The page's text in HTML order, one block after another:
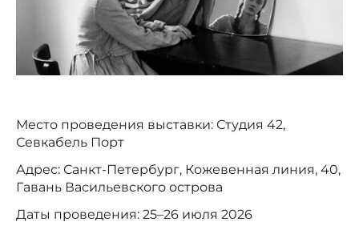
Место проведения выставки: Студия 42,
Севкабель Порт
Адрес: Санкт-Петербург, Кожевенная линия, 40,
Гавань Васильевского острова
Даты проведения: 25–26 июля 2026